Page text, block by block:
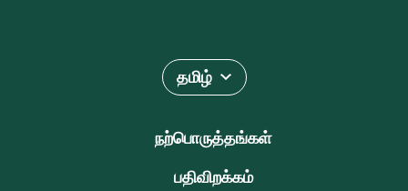
தமிழ்
நற்பொருத்தங்கள்
பதிவிறக்கம்